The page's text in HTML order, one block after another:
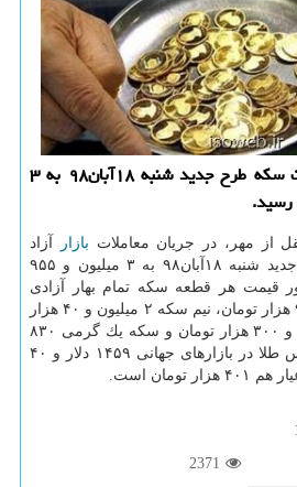
به گزارش ایزو وب قیمت سكه طرح جدید شنبه ۱۸آبان۹۸ به ۳
از مهر، در جریان معاملات بازار
آزاد
تهران، قیمت سكه طرح جدید شنبه ۱۸آبان۹۸ به ۳ میلیون و ۹۵۵
قیمت هر قطعه سكه تمام بهار آزادی
طرح قدیم ۳ میلیون و ۹۲۰ هزار تومان، نیم سكه ۲ میلیون و ۴۰ هزار
تومان، ربع سكه ۱ میلیون و ۳۰۰ هزار تومان و سكه یك گرمی ۸۳۰
هزار تومان است. هر اونس طلا در بازارهای جهانی ۱۴۵۹ دلار و ۴۰
2371